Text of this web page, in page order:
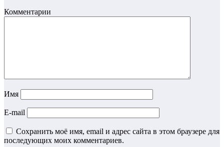
Комментарии
Имя
E-mail
Сохранить моё имя, email и адрес сайта в этом браузере для
последующих моих комментариев.